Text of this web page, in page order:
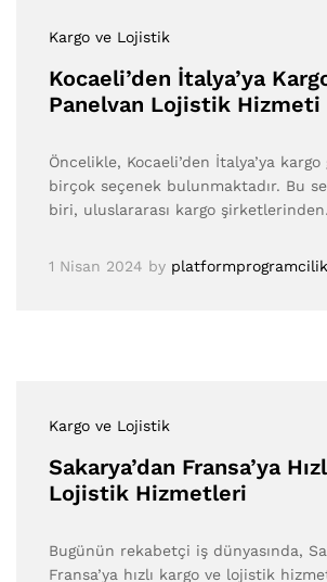
Kargo ve Lojistik
Kocaeli’den İtalya’ya
Panelvan Lojistik Hizmeti
Öncelikle, Kocaeli’den İtalya’ya
birçok seçenek bulunmaktadır. Bu
biri, uluslararası kargo
1 Nisan 2024 by platformprogramcilik
Kargo ve Lojistik
Sakarya’dan Fransa’ya
Lojistik Hizmetleri
Bugünün rekabetçi iş dünyasında,
Fransa’ya hızlı kargo ve lojistik